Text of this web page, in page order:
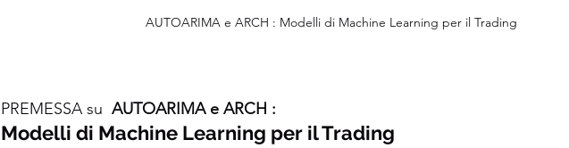
AUTOARIMA e ARCH : Modelli di Machine Learning per il Trading
PREMESSA su AUTOARIMA e ARCH :
Modelli di Machine Learning per il Trading